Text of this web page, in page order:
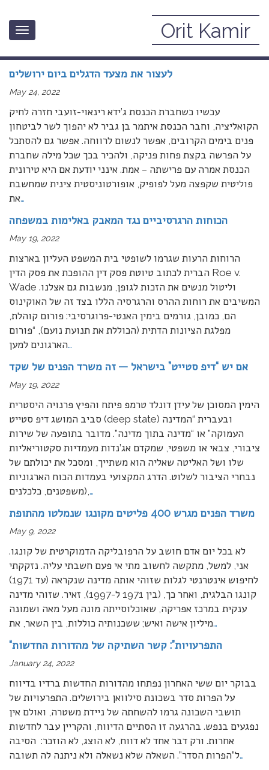
Toggle
Orit Kamir
לעצור את מצעד הדגלים ביום ירושלים
May 24, 2022
עכשיו כשחברת הכנסת ג’ידא רינאוי-זועבי חזרה לחיק
הקואליציה, וחבר הכנסת איתמר בן גביר לא יהפוך לשר לביטחון
פנים בימים הקרובים, אפשר לנשום לרווחה. אפשר גם להסתכל
על הפרשה בקצת פחות פניקה, ולהכיר בכך שכל מילה שחברת
הכנסת אמרה עם פרישתה – אמת. אינני יודעת אם היא טירונית
פוליטית שקפצה מעל לפופיק, אופורטוניסטית צינית שמחשבת
את…
הכוחות הרגרסיביים נגד המאבק באלימות במשפחה
May 19, 2022
הרוחות הרעות שגרמו לשופטי בית המשפט העליון בארצות
הברית לכתוב טיוטת פסק דין ההופכת את פסק הדין Roe v.
Wade וליטול מנשים את הזכות לגופן, מנשבות גם אצלנו.
המשיבים את רוחות ההרס והרגרסיה הללו בצד זה של האוקינוס
הם, כמובן, גורמים בימין האנטי-פרוגרסיבי: פורום קוהלת,
מפלגת הציונות הדתית (הכוללת את תנועת נועם), “פורום
הארגונים למען…
אם יש “דיפ סטייט” בישראל — זה משרד הפנים של שקד
May 19, 2022
הימין המסוכן של עידן דונלד טרמפ פיתח והפיץ פרנויה היסטרית
סביב המושג דיפ סטייט (deep state) ובעברית “המדינה
העמוקה” או “מדינה בתוך מדינה”. מדובר בתופעה של שירות
ציבורי, צבאי או משפטי, שמקדם אג’נדות מעמדיות סקטוריאליות
שלו ושל האליטה שאליה הוא משתייך, ומסכל את יכולתם של
נבחרי הציבור לשלוט. הדרג המקצועי בעמדות הכוח הארגוניות
(משפטנים, כלכלנים,…
משרד הפנים מגרש 400 פליטים מקונגו שנמלטו מהתופת
May 9, 2022
לא בכל יום אדם חושב על הרפובליקה הדמוקרטית של קונגו.
אני, למשל, מתקשה לחשוב מתי אי פעם חשבתי עליה. נזקקתי
לחיפוש אינטרנטי לגלות שזוהי אותה מדינה שנקראה (עד 1971)
קונגו הבלגית, ואחר כך, (בין 1971 ל-1997), זאיר. שזוהי מדינה
ענקית במרכז אפריקה, שאוכלוסייתה מונה מעל מאה ושמונה
מיליון אישה ואיש; ששכנותיה כוללות, בין השאר, את…
“התפרעויות”: קשר השתיקה של מהדורות החדשות
January 24, 2022
בבוקר יום ששי האחרון נפתחו מהדורות החדשות ברדיו בדיווח
על הפרות סדר בשכונת סילוואן בירושלים. התפרעויות של
תושבי השכונה גרמו להשחתה של ניידת משטרה, ואולם אין
נפגעים בנפש. בהרגעה זו הסתיים הדיווח, והקריין עבר לחדשות
אחרות. ורק דבר אחד לא דווח, לא הוצג, לא הוזכר: הסיבה
ל”הפרות הסדר”. השאלה שלא נשאלה ולא ניתנה לה תשובה…